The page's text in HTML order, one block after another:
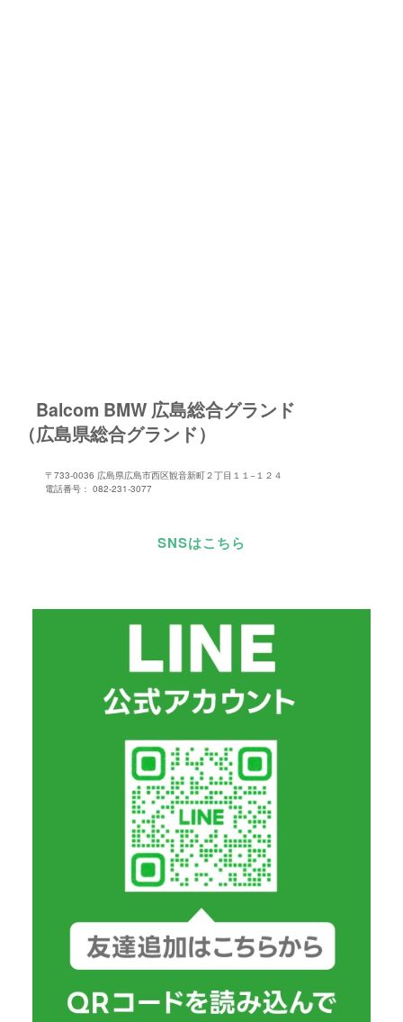
Balcom BMW 広島総合グランド
（広島県総合グランド）
〒733-0036 広島県広島市西区観音新町２丁目１１−１２４
電話番号： 082-231-3077
SNSはこちら